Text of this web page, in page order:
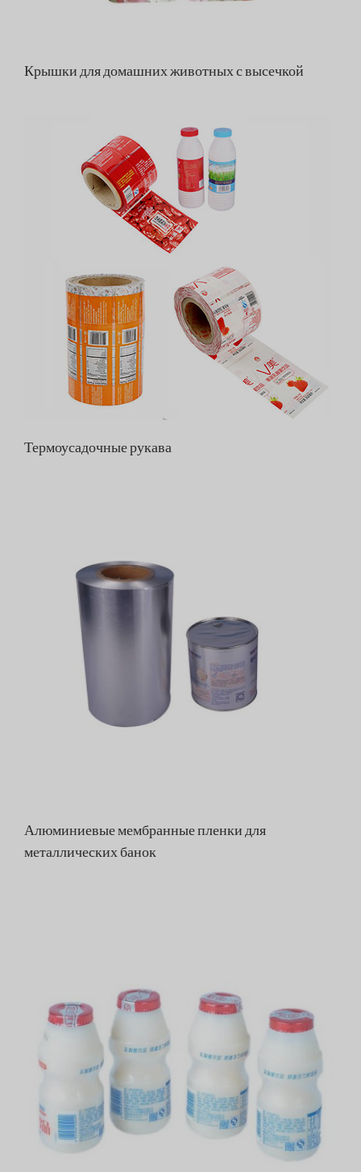
Крышки для домашних животных с высечкой
Термоусадочные рукава
Алюминиевые мембранные пленки для
металлических банок